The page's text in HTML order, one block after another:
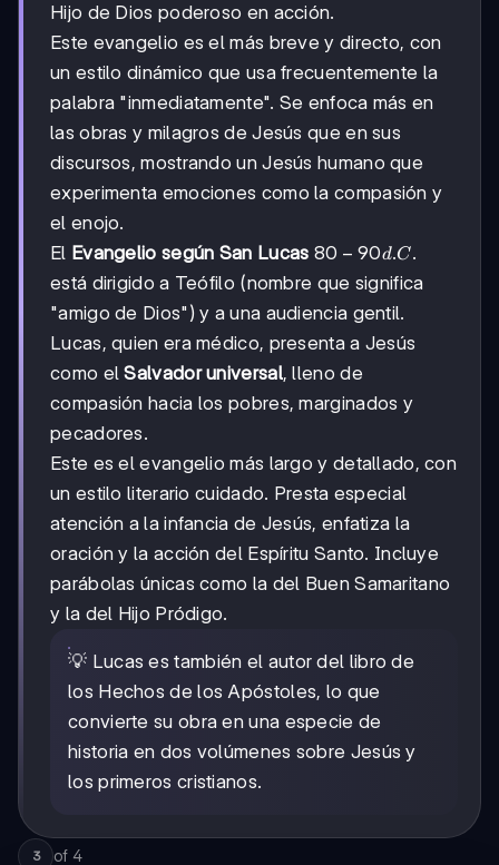
Hijo de Dios poderoso en acción.
Este evangelio es el más breve y directo, con
un estilo dinámico que usa frecuentemente la
palabra "inmediatamente". Se enfoca más en
las obras y milagros de Jesús que en sus
discursos, mostrando un Jesús humano que
experimenta emociones como la compasión y
el enojo.
El Evangelio según San Lucas 80-
90
d.C.
80 − 90d.C.
está dirigido a Teófilo (nombre que significa
"amigo de Dios") y a una audiencia gentil.
Lucas, quien era médico, presenta a Jesús
como elSalvador universal, lleno de
compasión hacia los pobres, marginados y
pecadores.
Este es el evangelio más largo y detallado, con
un estilo literario cuidado. Presta especial
atención a la infancia de Jesús, enfatiza la
oración y la acción del Espíritu Santo. Incluye
parábolas únicas como la del Buen Samaritano
y la del Hijo Pródigo.
💡 Lucas es también el autor del libro de
los Hechos de los Apóstoles, lo que
convierte su obra en una especie de
historia en dos volúmenes sobre Jesús y
los primeros cristianos.
3 of 4